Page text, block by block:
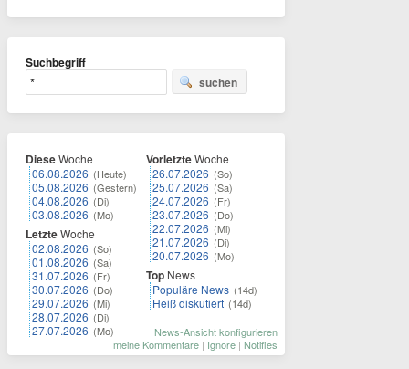
Suchbegriff
suchen
DieseWoche
06.08.2026 (Heute)
05.08.2026 (Gestern)
04.08.2026 (Di)
03.08.2026 (Mo)
LetzteWoche
02.08.2026 (So)
01.08.2026 (Sa)
31.07.2026 (Fr)
30.07.2026 (Do)
29.07.2026 (Mi)
28.07.2026 (Di)
27.07.2026 (Mo)
VorletzteWoche
26.07.2026 (So)
25.07.2026 (Sa)
24.07.2026 (Fr)
23.07.2026 (Do)
22.07.2026 (Mi)
21.07.2026 (Di)
20.07.2026 (Mo)
Top News
Populäre News (14d)
Heiß diskutiert (14d)
News-Ansicht konfigurieren
meine Kommentare | Ignore | Notifies